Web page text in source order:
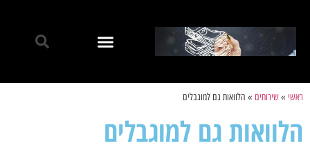
ראשי »שירותים » הלוואות גם למוגבלים
הלוואות גם למוגבלים